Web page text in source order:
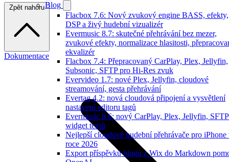
Blog
Flacbox 7.6: Nový zvukový engine BASS, efekty,
DSP a živý hudební vizualizér
Evermusic 8.7: skutečné přehrávání bez mezer,
zvukové efekty, normalizace hlasitosti,
ekvalizér
Flacbox 7.4: Přepracovaný CarPlay, Plex, Jellyfin,
Subsonic, SFTP pro Hi-Res zvuk
Evervideo 1.7: nové Plex, Jellyfin, cloudové
streamování, gesta přehrávání
Evertag 4.2: nová cloudová připojení a vysvětlení
nastavení editoru tagů
Evermusic 8.6: nový CarPlay, Plex, Jellyfin,
widget textů
Nejlepší cloudové hudební přehrávače pro iPhone
roce 2026
Export příspěvků blogu z Wix do Markdown
Zpět nahoru
Dokumentace